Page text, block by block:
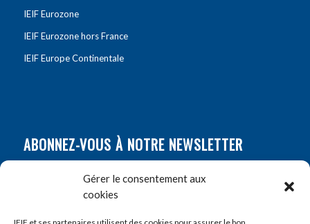
Gérer le consentement aux
cookies
IEIF Eurozone
IEIF Eurozone hors France
IEIF Europe Continentale
ABONNEZ-VOUS À NOTRE NEWSLETTER
Prénom*